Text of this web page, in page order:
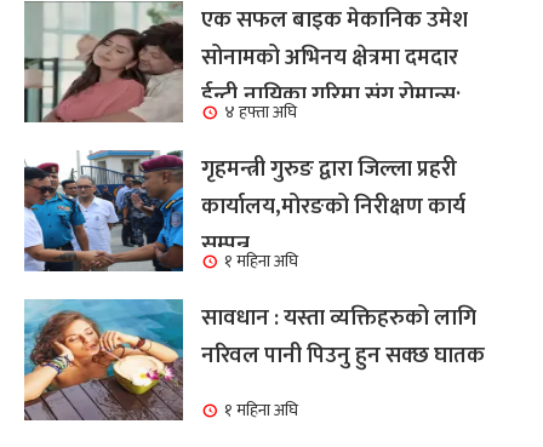
एक सफल बाइक मेकानिक उमेश
सोनामको अभिनय क्षेत्रमा दमदार
ईन्ट्री,नायिका गरिमा संग रोमान्स:
हेर्नुहोस भिडियो ।
४ हफ्ता अघि
गृहमन्त्री गुरुङ द्वारा जिल्ला प्रहरी
कार्यालय,मोरङको निरीक्षण कार्य
सम्पन्न१ महिना अघि
सावधान : यस्ता व्यक्तिहरुको लागि
नरिवल पानी पिउनु हुन सक्छ घातक
१ महिना अघि